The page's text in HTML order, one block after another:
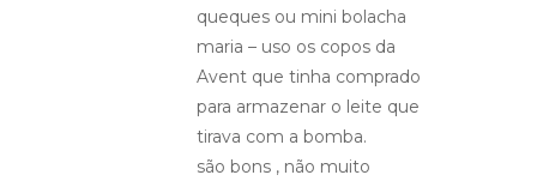
queques ou mini bolacha
maria – uso os copos da
Avent que tinha comprado
para armazenar o leite que
tirava com a bomba.
são bons , não muito